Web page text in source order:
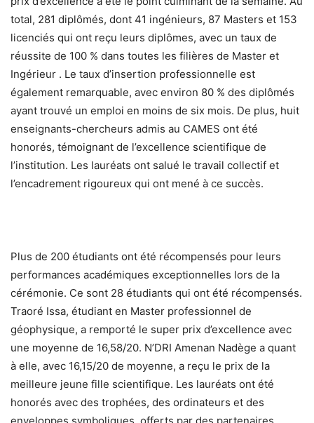
total, 281 diplômés, dont 41 ingénieurs, 87 Masters et 153
licenciés qui ont reçu leurs diplômes, avec un taux de
réussite de 100 % dans toutes les filières de Master et
Ingérieur . Le taux d’insertion professionnelle est
également remarquable, avec environ 80 % des diplômés
ayant trouvé un emploi en moins de six mois. De plus, huit
enseignants-chercheurs admis au CAMES ont été
honorés, témoignant de l’excellence scientifique de
l’institution. Les lauréats ont salué le travail collectif et
l’encadrement rigoureux qui ont mené à ce succès.
Plus de 200 étudiants ont été récompensés pour leurs
performances académiques exceptionnelles lors de la
cérémonie. Ce sont 28 étudiants qui ont été récompensés.
Traoré Issa, étudiant en Master professionnel de
géophysique, a remporté le super prix d’excellence avec
une moyenne de 16,58/20. N’DRI Amenan Nadège a quant
à elle, avec 16,15/20 de moyenne, a reçu le prix de la
meilleure jeune fille scientifique. Les lauréats ont été
honorés avec des trophées, des ordinateurs et des